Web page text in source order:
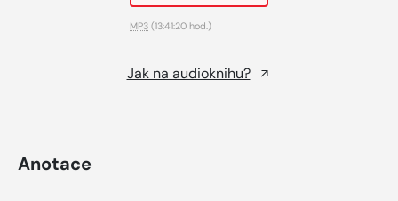
MP3 (13:41:20 hod.)
Jak na audioknihu?
Anotace